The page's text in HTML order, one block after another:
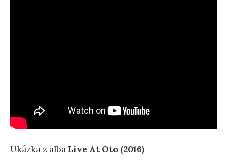
Ukázka z alba Live At Oto (2016)